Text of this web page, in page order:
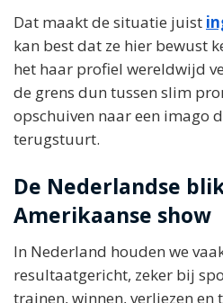
Dat maakt de situatie juist
kan best dat ze hier bewust
het haar profiel wereldwijd
de grens dun tussen slim
opschuiven naar een imago
terugstuurt.
De Nederlandse
Amerikaanse show
In Nederland houden we
resultaatgericht, zeker bij
trainen, winnen, verliezen en